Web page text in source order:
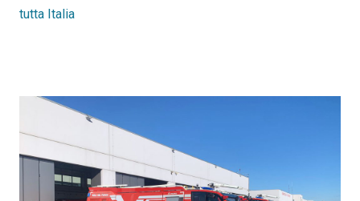
tutta Italia